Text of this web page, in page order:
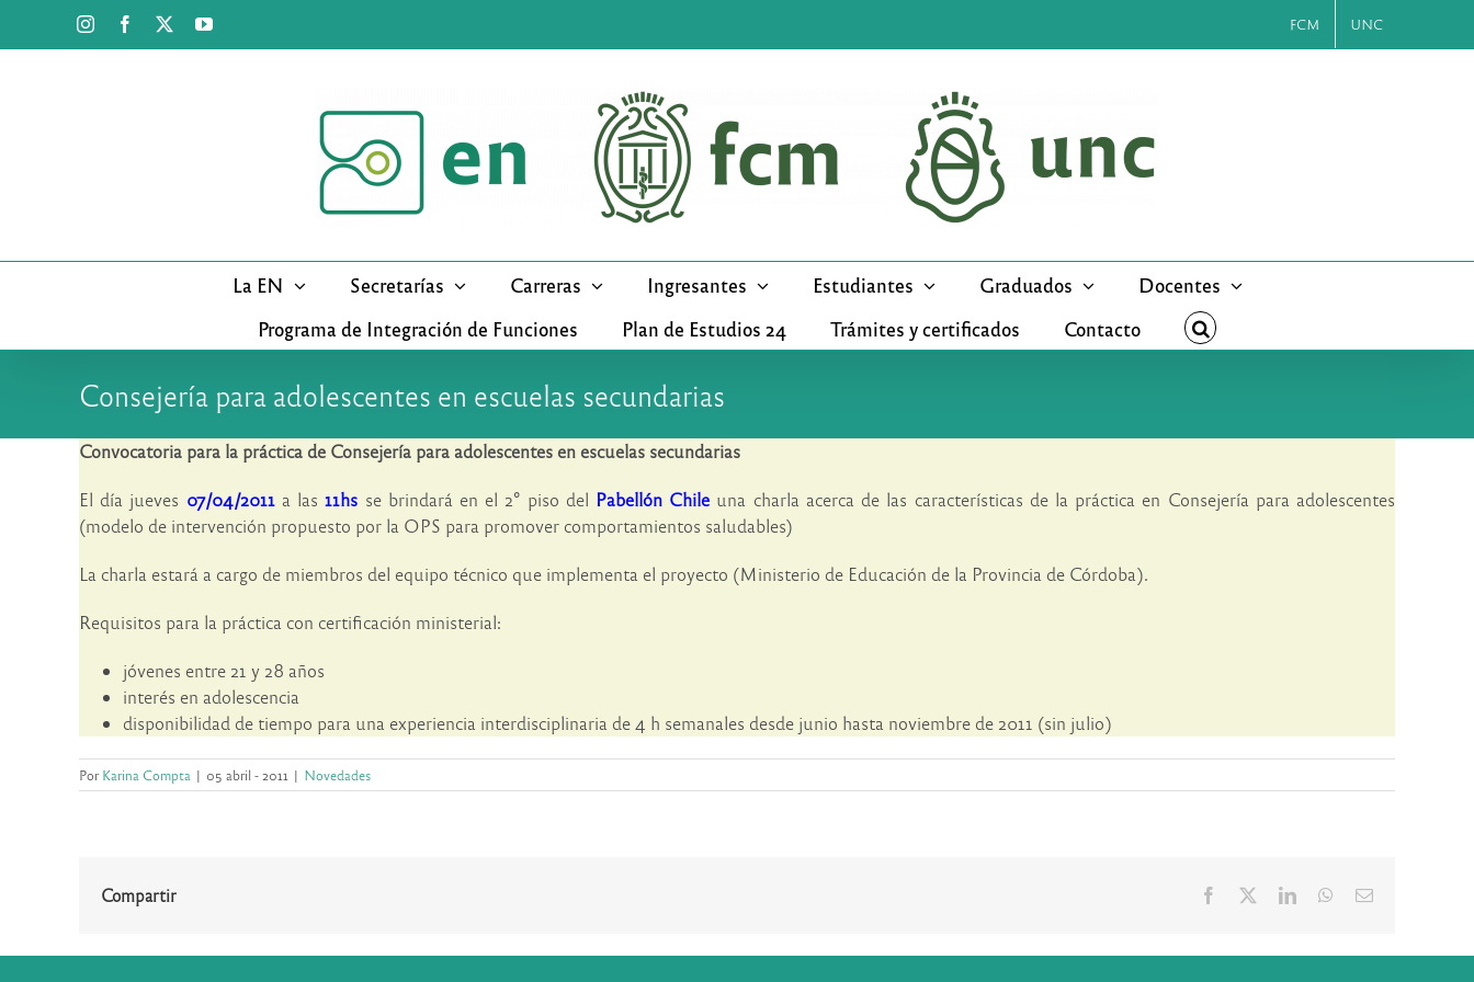
InstagramFacebook YouTube FCM UNC
La EN Secretarías Carreras Ingresantes Estudiantes Graduados
Docentes
Programa de Integración de Funciones
Plan de Estudios 24 Trámites y certificados Contacto
Consejería para adolescentes en escuelas secundarias
Convocatoria para la práctica de Consejería para adolescentes en escuelas secundarias
El día jueves 07/04/2011a las11hs se brindará en el 2° piso del Pabellón Chile una charla acerca de las características de la práctica en Consejería para adolescentes
(modelo de intervención propuesto por la OPS para promover comportamientos saludables)
La charla estará a cargo de miembros del equipo técnico que implementa el proyecto (Ministerio de Educación de la Provincia de Córdoba).
Requisitos para la práctica con certificación ministerial:
jóvenes entre 21 y 28 años
interés en adolescencia
disponibilidad de tiempo para una experiencia interdisciplinaria de 4 h semanales desde junio hasta noviembre de 2011 (sin julio)
PorKarina Compta | 05 abril - 2011 | Novedades
Compartir Facebook LinkedInWhatsApp
Correo